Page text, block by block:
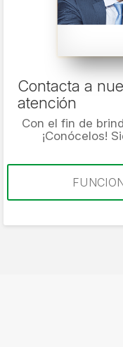
Contacta a
atención
Con el fin de
¡Conócelos!